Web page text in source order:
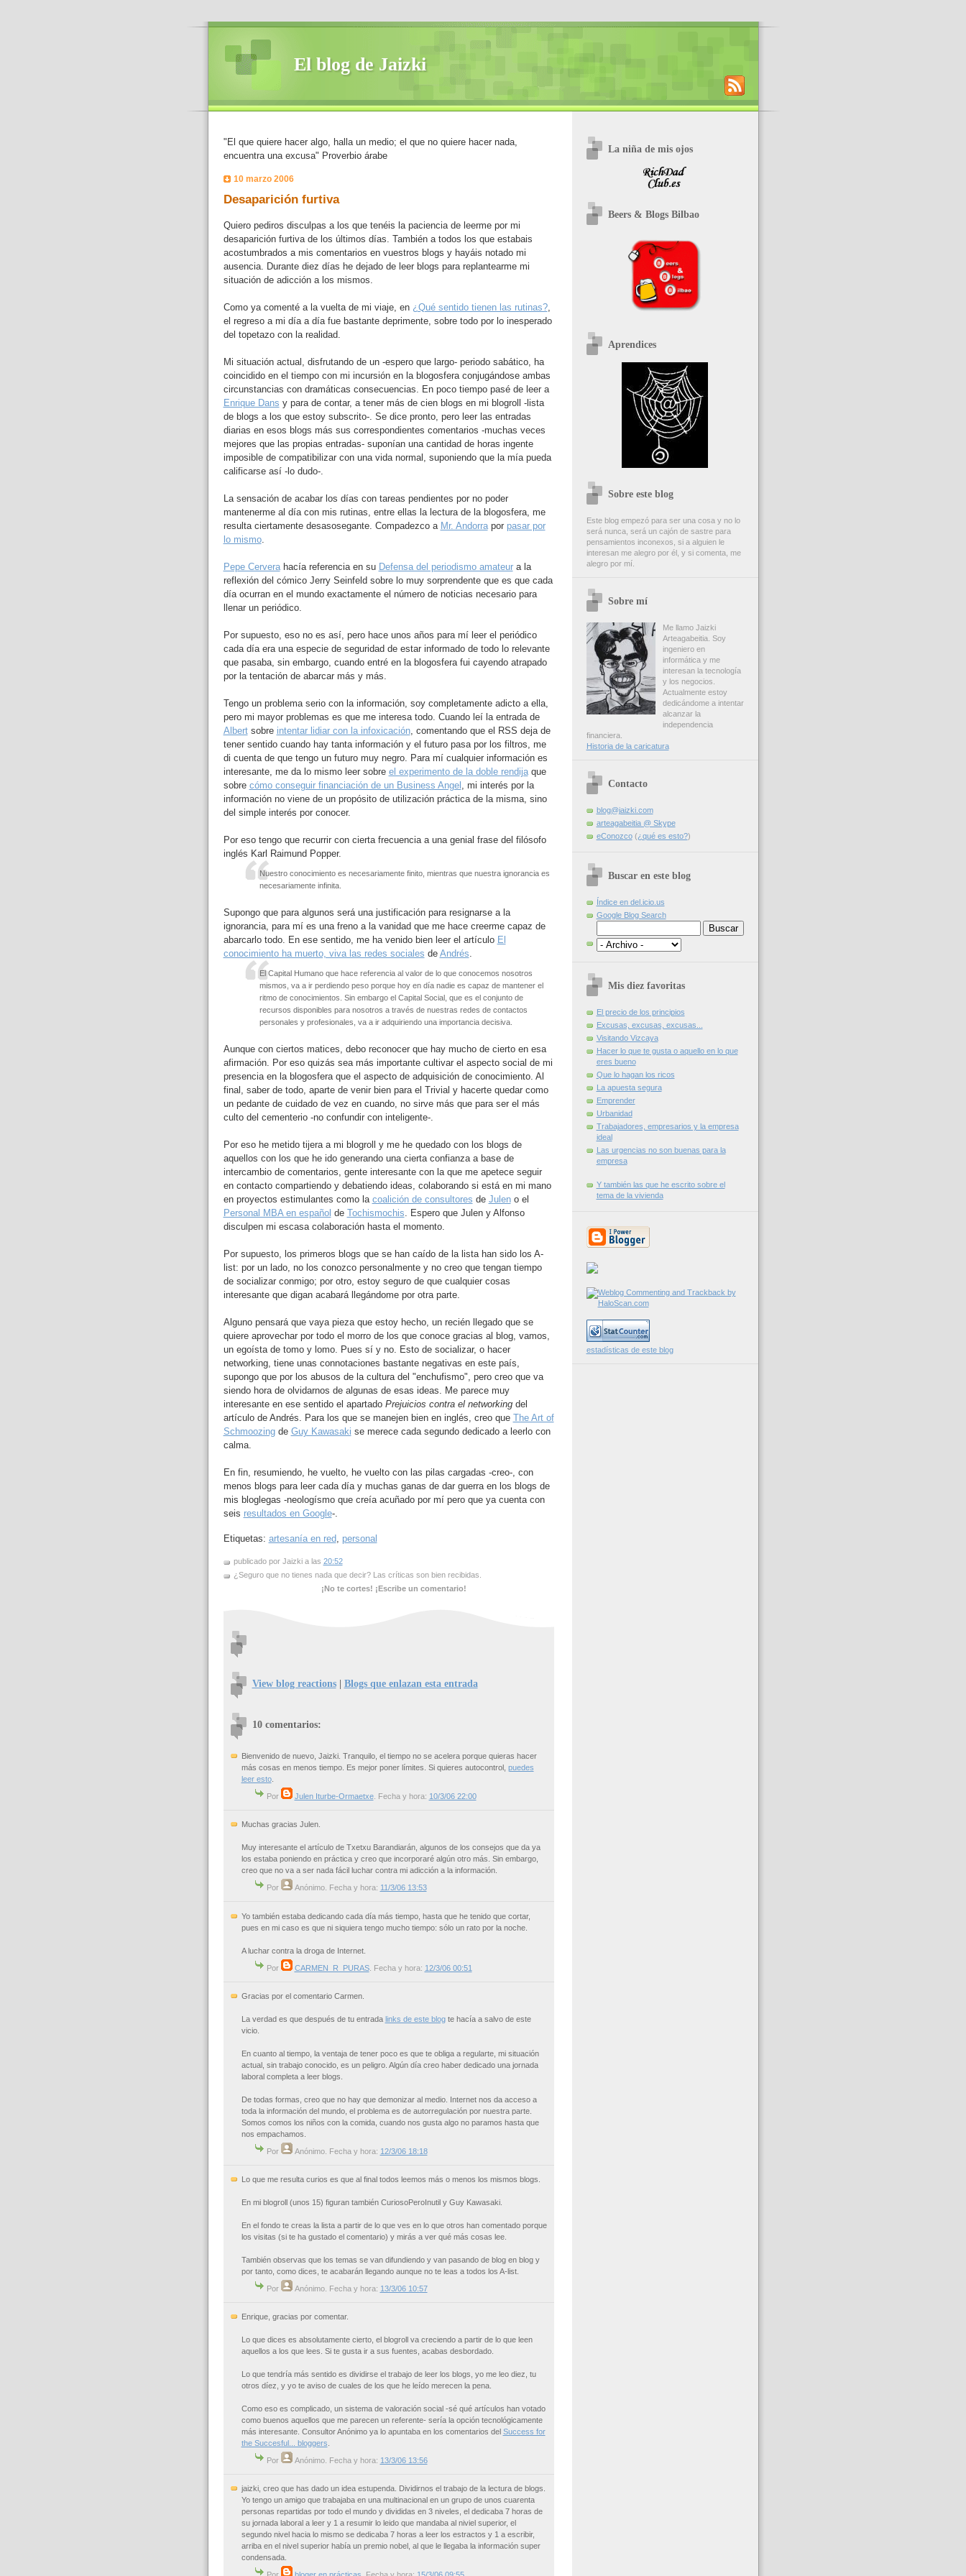
El blog de Jaizki
"El que quiere hacer algo, halla un medio; el que no quiere hacer nada,
encuentra una excusa" Proverbio árabe
10 marzo 2006
Desaparición furtiva
Quiero pediros disculpas a los que tenéis la paciencia de leerme por mi
desaparición furtiva de los últimos días. También a todos los que estabais
acostumbrados a mis comentarios en vuestros blogs y hayáis notado mi
ausencia. Durante diez días he dejado de leer blogs para replantearme mi
situación de adicción a los mismos.
Como ya comenté a la vuelta de mi viaje, en ¿Qué sentido tienen las rutinas?,
el regreso a mi día a día fue bastante deprimente, sobre todo por lo inesperado
del topetazo con la realidad.
Mi situación actual, disfrutando de un -espero que largo- periodo sabático, ha
coincidido en el tiempo con mi incursión en la blogosfera conjugándose ambas
circunstancias con dramáticas consecuencias. En poco tiempo pasé de leer a
Enrique Dans y para de contar, a tener más de cien blogs en mi blogroll -lista
de blogs a los que estoy subscrito-. Se dice pronto, pero leer las entradas
diarias en esos blogs más sus correspondientes comentarios -muchas veces
mejores que las propias entradas- suponían una cantidad de horas ingente
imposible de compatibilizar con una vida normal, suponiendo que la mía pueda
calificarse así -lo dudo-.
La sensación de acabar los días con tareas pendientes por no poder
mantenerme al día con mis rutinas, entre ellas la lectura de la blogosfera, me
resulta ciertamente desasosegante. Compadezco a Mr. Andorrapor pasar por
lo mismo.
Pepe Cerverahacía referencia en su Defensa del periodismo amateura la
reflexión del cómico Jerry Seinfeld sobre lo muy sorprendente que es que cada
día ocurran en el mundo exactamente el número de noticias necesario para
llenar un periódico.
Por supuesto, eso no es así, pero hace unos años para mí leer el periódico
cada día era una especie de seguridad de estar informado de todo lo relevante
que pasaba, sin embargo, cuando entré en la blogosfera fui cayendo atrapado
por la tentación de abarcar más y más.
Tengo un problema serio con la información, soy completamente adicto a ella,
pero mi mayor problemas es que me interesa todo. Cuando leí la entrada de
Albertsobre intentar lidiar con la infoxicación, comentando que el RSS deja de
tener sentido cuando hay tanta información y el futuro pasa por los filtros, me
di cuenta de que tengo un futuro muy negro. Para mí cualquier información es
interesante, me da lo mismo leer sobre el experimento de la doble rendijaque
sobre cómo conseguir financiación de un Business Angel , mi interés por la
información no viene de un propósito de utilización práctica de la misma, sino
del simple interés por conocer.
Por eso tengo que recurrir con cierta frecuencia a una genial frase del filósofo
inglés Karl Raimund Popper.
Nuestro conocimiento es necesariamente finito, mientras que nuestra ignorancia es
necesariamente infinita.
Supongo que para algunos será una justificación para resignarse a la
ignorancia, para mí es una freno a la vanidad que me hace creerme capaz de
abarcarlo todo. En ese sentido, me ha venido bien leer el artículo El
conocimiento ha muerto, viva las redes sociales de Andrés
El Capital Humano que hace referencia al valor de lo que conocemos nosotros
mismos, va a ir perdiendo peso porque hoy en día nadie es capaz de mantener el
ritmo de conocimientos. Sin embargo el Capital Social, que es el conjunto de
recursos disponibles para nosotros a través de nuestras redes de contactos
personales y profesionales, va a ir adquiriendo una importancia decisiva.
Aunque con ciertos matices, debo reconocer que hay mucho de cierto en esa
afirmación. Por eso quizás sea más importante cultivar el aspecto social de mi
presencia en la blogosfera que el aspecto de adquisición de conocimiento. Al
final, saber de todo, aparte de venir bien para el Trivial y hacerte quedar como
un pedante de cuidado de vez en cuando, no sirve más que para ser el más
culto del cementerio -no confundir con inteligente-.
Por eso he metido tijera a mi blogroll y me he quedado con los blogs de
aquellos con los que he ido generando una cierta confianza a base de
intercambio de comentarios, gente interesante con la que me apetece seguir
en contacto compartiendo y debatiendo ideas, colaborando si está en mi mano
en proyectos estimulantes como la coalición de consultores de Juleno el
Personal MBA en español de Tochismochis . Espero que Julen y Alfonso
disculpen mi escasa colaboración hasta el momento.
Por supuesto, los primeros blogs que se han caído de la lista han sido los A-
list: por un lado, no los conozco personalmente y no creo que tengan tiempo
de socializar conmigo; por otro, estoy seguro de que cualquier cosas
interesante que digan acabará llegándome por otra parte.
Alguno pensará que vaya pieza que estoy hecho, un recién llegado que se
quiere aprovechar por todo el morro de los que conoce gracias al blog, vamos,
un egoísta de tomo y lomo. Pues sí y no. Esto de socializar, o hacer
networking, tiene unas connotaciones bastante negativas en este país,
supongo que por los abusos de la cultura del "enchufismo", pero creo que va
siendo hora de olvidarnos de algunas de esas ideas. Me parece muy
interesante en ese sentido el apartado Prejuicios contra el networkingdel
artículo de Andrés. Para los que se manejen bien en inglés, creo que The Art of
Schmoozingde Guy Kawasaki se merece cada segundo dedicado a leerlo con
calma.
En fin, resumiendo, he vuelto, he vuelto con las pilas cargadas -creo-, con
menos blogs para leer cada día y muchas ganas de dar guerra en los blogs de
mis bloglegas -neologísmo que creía acuñado por mí pero que ya cuenta con
seis resultados en Google-.
Etiquetas: artesanía en red personal
publicado por Jaizki a las 20:52
¿Seguro que no tienes nada que decir? Las críticas son bien recibidas.
¡No te cortes! ¡Escribe un comentario!
View blog reactions| Blogs que enlazan esta entrada
10 comentarios:
Bienvenido de nuevo, Jaizki. Tranquilo, el tiempo no se acelera porque quieras hacer
más cosas en menos tiempo. Es mejor poner límites. Si quieres autocontrol, puedes
leer esto.
Por
Julen Iturbe-Ormaetxe. Fecha y hora: 10/3/06 22:00
Muchas gracias Julen.
Muy interesante el artículo de Txetxu Barandiarán, algunos de los consejos que da ya
los estaba poniendo en práctica y creo que incorporaré algún otro más. Sin embargo,
creo que no va a ser nada fácil luchar contra mi adicción a la información.
Por
Anónimo. Fecha y hora: 11/3/06 13:53
Yo también estaba dedicando cada día más tiempo, hasta que he tenido que cortar,
pues en mi caso es que ni siquiera tengo mucho tiempo: sólo un rato por la noche.
A luchar contra la droga de Internet.
Por
CARMEN_R_PURAS. Fecha y hora: 12/3/06 00:51
Gracias por el comentario Carmen.
La verdad es que después de tu entrada links de este blogte hacía a salvo de este
vicio.
En cuanto al tiempo, la ventaja de tener poco es que te obliga a regularte, mi situación
actual, sin trabajo conocido, es un peligro. Algún día creo haber dedicado una jornada
laboral completa a leer blogs.
De todas formas, creo que no hay que demonizar al medio. Internet nos da acceso a
toda la información del mundo, el problema es de autorregulación por nuestra parte.
Somos comos los niños con la comida, cuando nos gusta algo no paramos hasta que
nos empachamos.
Por
Anónimo. Fecha y hora: 12/3/06 18:18
Lo que me resulta curios es que al final todos leemos más o menos los mismos blogs.
En mi blogroll (unos 15) figuran también CuriosoPeroInutil y Guy Kawasaki.
En el fondo te creas la lista a partir de lo que ves en lo que otros han comentado porque
los visitas (si te ha gustado el comentario) y mirás a ver qué más cosas lee.
También observas que los temas se van difundiendo y van pasando de blog en blog y
por tanto, como dices, te acabarán llegando aunque no te leas a todos los A-list.
Por
Anónimo. Fecha y hora: 13/3/06 10:57
Enrique, gracias por comentar.
Lo que dices es absolutamente cierto, el blogroll va creciendo a partir de lo que leen
aquellos a los que lees. Si te gusta ir a sus fuentes, acabas desbordado.
Lo que tendría más sentido es dividirse el trabajo de leer los blogs, yo me leo diez, tu
otros díez, y yo te aviso de cuales de los que he leído merecen la pena.
Como eso es complicado, un sistema de valoración social -sé qué artículos han votado
como buenos aquellos que me parecen un referente- sería la opción tecnológicamente
más interesante. Consultor Anónimo ya lo apuntaba en los comentarios del Success for
the Succesful... bloggers
Por
Anónimo. Fecha y hora: 13/3/06 13:56
jaizki, creo que has dado un idea estupenda. Dividirnos el trabajo de la lectura de blogs.
Yo tengo un amigo que trabajaba en una multinacional en un grupo de unos cuarenta
personas repartidas por todo el mundo y divididas en 3 niveles, el dedicaba 7 horas de
su jornada laboral a leer y 1 a resumir lo leido que mandaba al niviel superior, el
segundo nivel hacia lo mismo se dedicaba 7 horas a leer los estractos y 1 a escribir,
arriba en el nivel superior había un premio nobel, al que le llegaba la información super
condensada.
La niña de mis ojos
Beers & Blogs Bilbao
Aprendices
Sobre este blog
Este blog empezó para ser una cosa y no lo
será nunca, será un cajón de sastre para
pensamientos inconexos, si a alguien le
interesan me alegro por él, y si comenta, me
alegro por mí.
Sobre mí
Me llamo Jaizki
Arteagabeitia. Soy
ingeniero en
informática y me
interesan la tecnología
y los negocios.
Actualmente estoy
dedicándome a intentar
alcanzar la
independencia
financiera.
Historia de la caricatura
Contacto
blog@jaizki.com
arteagabeitia @ Skype
eConozco(¿qué es esto?)
Buscar en este blog
Índice en del.icio.us
Google Blog Search
Mis diez favoritas
El precio de los principios
Excusas, excusas, excusas...
Visitando Vizcaya
Hacer lo que te gusta o aquello en lo que
eres bueno
Que lo hagan los ricos
La apuesta segura
Emprender
Urbanidad
Trabajadores, empresarios y la empresa
ideal
Las urgencias no son buenas para la
empresa
Y también las que he escrito sobre el
tema de la vivienda
estadísticas de este blog